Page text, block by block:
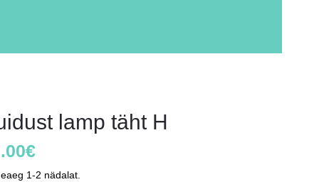
lamp täht H
€
1-2 nädalat.